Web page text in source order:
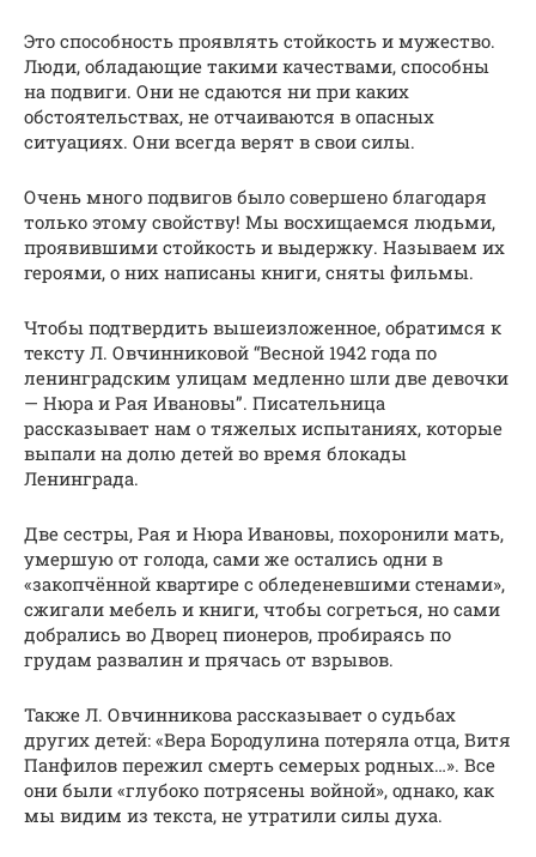
Это способность проявлять стойкость и мужество.
Люди, обладающие такими качествами, способны
на подвиги. Они не сдаются ни при каких
обстоятельствах, не отчаиваются в опасных
ситуациях. Они всегда верят в свои силы.
Очень много подвигов было совершено благодаря
только этому свойству! Мы восхищаемся людьми,
проявившими стойкость и выдержку. Называем их
героями, о них написаны книги, сняты фильмы.
Чтобы подтвердить вышеизложенное, обратимся к
тексту Л. Овчинниковой “Весной 1942 года по
ленинградским улицам медленно шли две девочки
— Нюра и Рая Ивановы”. Писательница
рассказывает нам о тяжелых испытаниях, которые
выпали на долю детей во время блокады
Ленинграда.
Две сестры, Рая и Нюра Ивановы, похоронили мать,
умершую от голода, сами же остались одни в
«закопчённой квартире с обледеневшими стенами»,
сжигали мебель и книги, чтобы согреться, но сами
добрались во Дворец пионеров, пробираясь по
грудам развалин и прячась от взрывов.
Также Л. Овчинникова рассказывает о судьбах
других детей: «Вера Бородулина потеряла отца, Витя
Панфилов пережил смерть семерых родных…». Все
они были «глубоко потрясены войной», однако, как
мы видим из текста, не утратили силы духа.